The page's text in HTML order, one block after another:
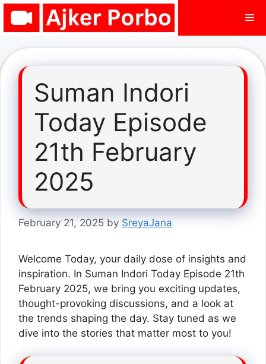
Skip
Suman Indori
Today Episode
21th February
2025
February 21, 2025 by SreyaJana
Welcome Today, your daily dose of insights and
inspiration. In Suman Indori Today Episode 21th
February 2025, we bring you exciting updates,
thought-provoking discussions, and a look at
the trends shaping the day. Stay tuned as we
dive into the stories that matter most to you!